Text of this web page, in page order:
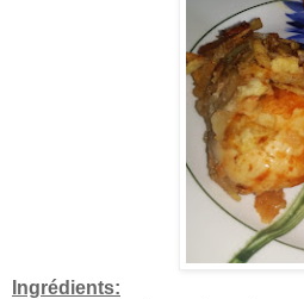
Ingrédients: